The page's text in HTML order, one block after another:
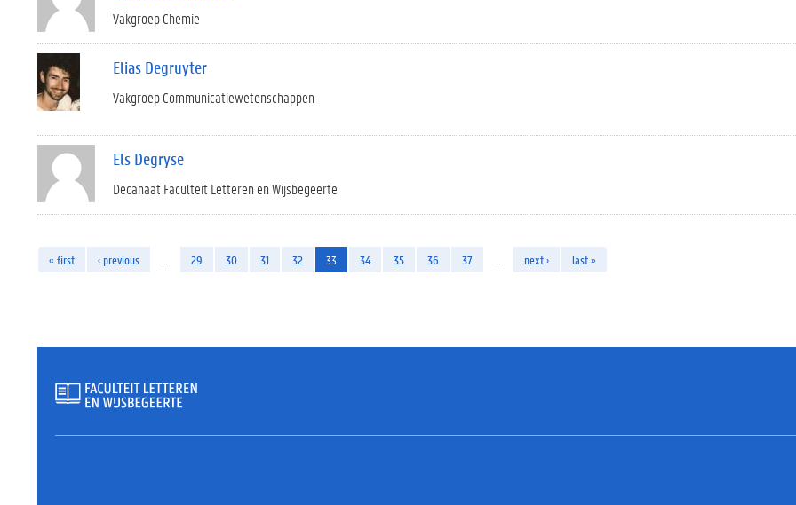
Vakgroep Chemie
Elias Degruyter
Vakgroep Communicatiewetenschappen
Els Degryse
Decanaat Faculteit Letteren en Wijsbegeerte
« first ‹ previous 29 30 31 32 33 34 35 36 37 next › last »